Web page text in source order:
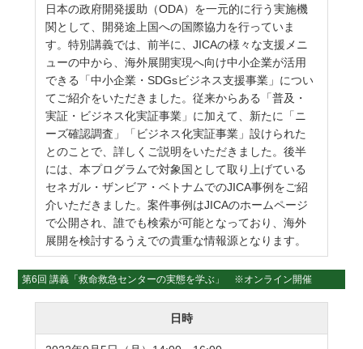
日本の政府開発援助（ODA）を一元的に行う実施機
関として、開発途上国への国際協力を行っていま
す。特別講義では、前半に、JICAの様々な支援メニ
ューの中から、海外展開実現へ向け中小企業が活用
できる「中小企業・SDGsビジネス支援事業」につい
てご紹介をいただきました。従来からある「普及・
実証・ビジネス化実証事業」に加えて、新たに「ニ
ーズ確認調査」「ビジネス化実証事業」設けられた
とのことで、詳しくご説明をいただきました。後半
には、本プログラムで対象国として取り上げている
セネガル・ザンビア・ベトナムでのJICA事例をご紹
介いただきました。案件事例はJICAのホームページ
で公開され、誰でも検索が可能となっており、海外
展開を検討するうえでの貴重な情報源となります。
第6回 講義「救命救急センターの実態を学ぶ」 ※オンライン開催
日時